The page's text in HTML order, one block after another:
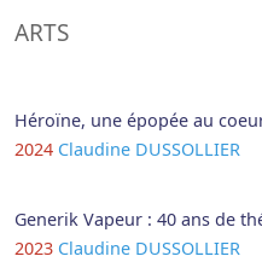
ARTS
Héroïne, une épopée au
2024 Claudine DUSSOLLIER
Generik Vapeur : 40 ans de
2023 Claudine DUSSOLLIER